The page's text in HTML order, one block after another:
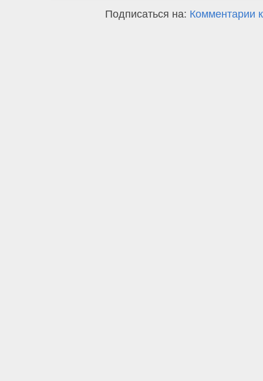
Подписаться на: Комментарии